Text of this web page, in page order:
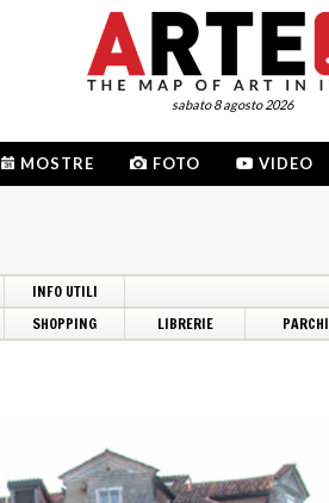
sabato 8 agosto 2026
MOSTRE FOTO VIDEO
INFO UTILI
SHOPPING LIBRERIE PARCHI